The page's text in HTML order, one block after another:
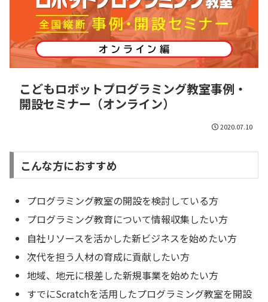
こどもロボットプログラミング教室事例・
開設セミナー（オンライン）
2020.07.10
こんな方におすすめ
プログラミング教室の開設を検討している方
プログラミング教育について情報収集したい方
自社リソースを活かした新ビジネスを始めたい方
次代を担う人材の育成に貢献したい方
地域、地元に根差した新規事業を始めたい方
すでにScratchを活用したプログラミング教室を開設